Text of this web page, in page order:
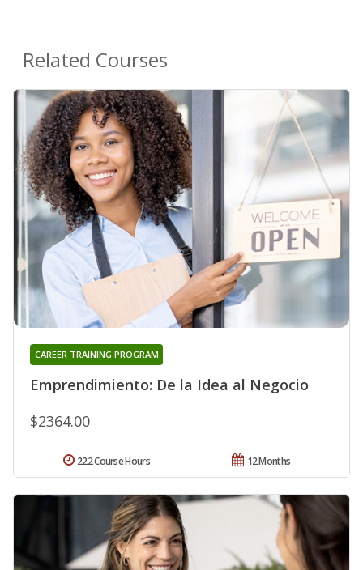
Related Courses
Emprendimiento: De la Idea al Negocio
CAREER TRAINING PROGRAM
$2364.00
12 Months
222 Course Hours